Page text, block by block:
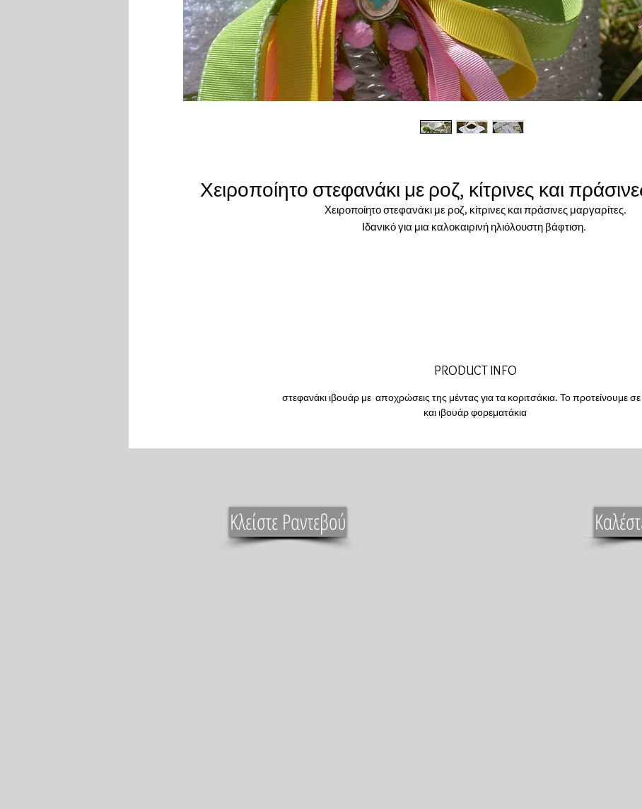
Χειροποίητο στεφανάκι με ροζ, κίτρινες και
Χειροποίητο στεφανάκι με ροζ, κίτρινες και πράσινες μαργαρίτες.
Ιδανικό για μια καλοκαιρινή ηλιόλουστη βάφτιση.
PRODUCT INFO
στεφανάκι ιβουάρ με αποχρώσεις της μέντας για τα κοριτσάκια. Το προτείνουμε
και ιβουάρ φορεματάκια
Κλείστε Ραντεβού